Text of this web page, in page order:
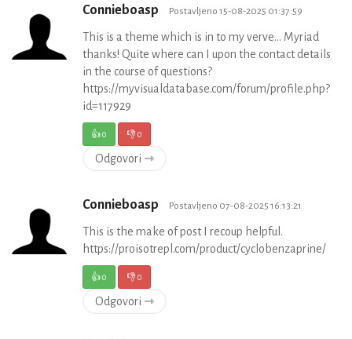
Connieboasp Postavljeno 15-08-2025 01:37:59
This is a theme which is in to my verve… Myriad
thanks! Quite where can I upon the contact details
in the course of questions?
https://myvisualdatabase.com/forum/profile.php?
id=117929
👍0 👎0
Odgovori ⇾
Connieboasp Postavljeno 07-08-2025 16:13:21
This is the make of post I recoup helpful.
https://proisotrepl.com/product/cyclobenzaprine/
👍0 👎0
Odgovori ⇾